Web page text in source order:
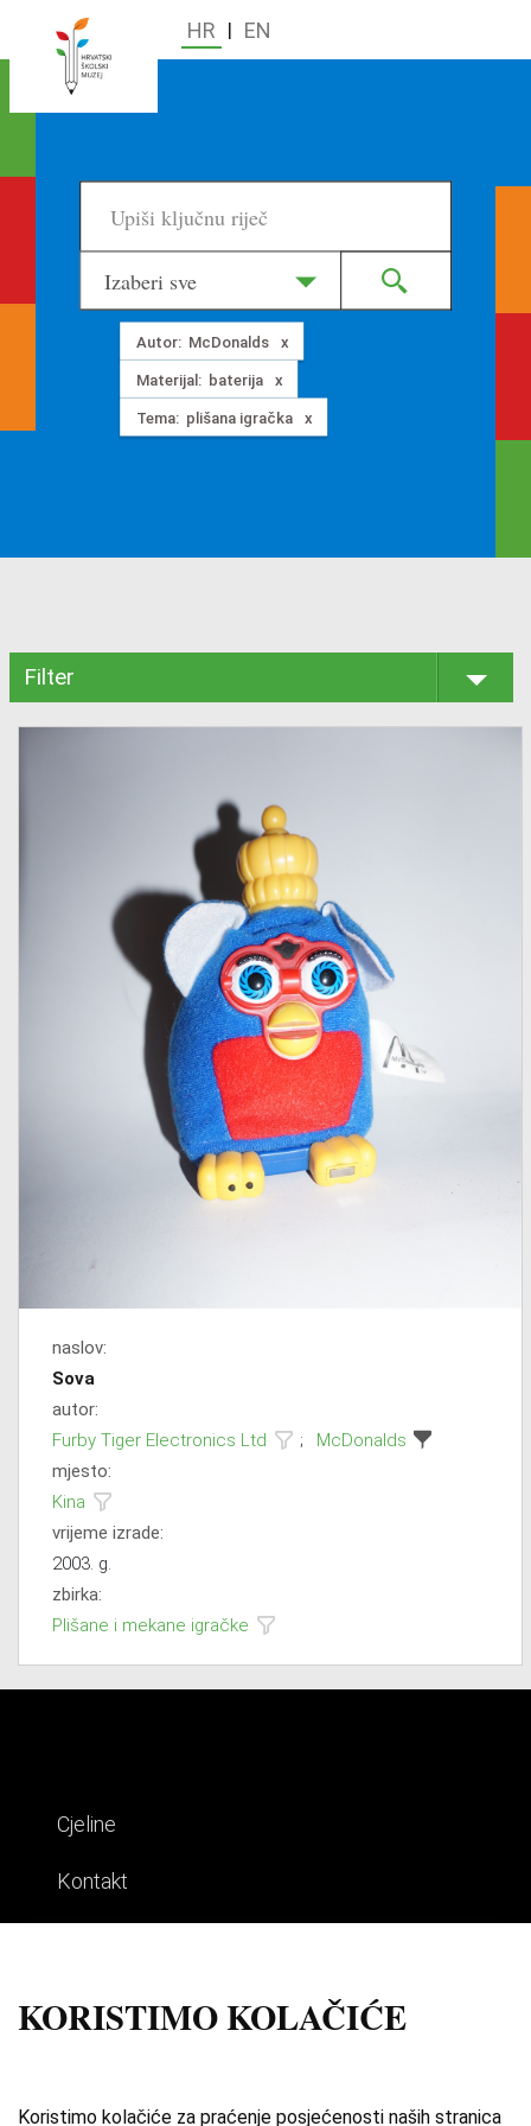
HR | EN
Izaberi sve
Autor: McDonalds
Materijal: baterija
Tema: plišana igračka
Filter
naslov:
Sova
autor:
Furby Tiger Electronics Ltd
;
McDonalds
mjesto:
Kina
vrijeme izrade:
2003. g.
zbirka:
Plišane i mekane igračke
Cjeline
Kontakt
O zbirci
KORISTIMO KOLAČIĆE
Koristimo kolačiće za praćenje posjećenosti naših stranica